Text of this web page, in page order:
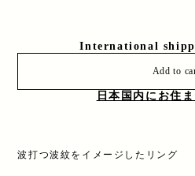
International
Add to
日本国内にお住
波打つ波紋をイメージしたリング